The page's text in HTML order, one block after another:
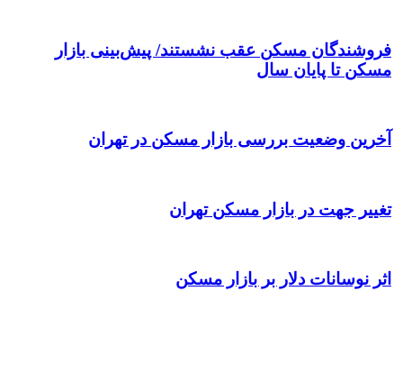
فروشندگان مسکن عقب نشستند/ پیش‌بینی بازار
مسکن تا پایان سال
آخرین وضعیت بررسی بازار مسکن در تهران
تغییر جهت در بازار مسکن تهران
اثر نوسانات دلار بر بازار مسکن